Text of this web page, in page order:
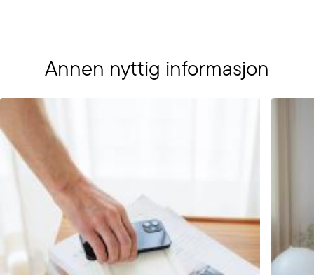
Annen nyttig informasjon